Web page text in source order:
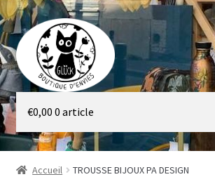
Aller
à
la
navigation
Aller
au
contenu
Galerie
Boutique
€0,00 0 article
Accueil TROUSSE BIJOUX PA DESIGN